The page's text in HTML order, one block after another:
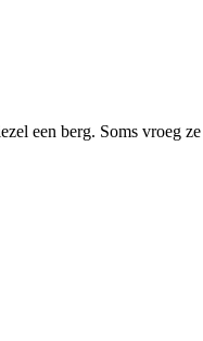
een berg. Soms vroeg